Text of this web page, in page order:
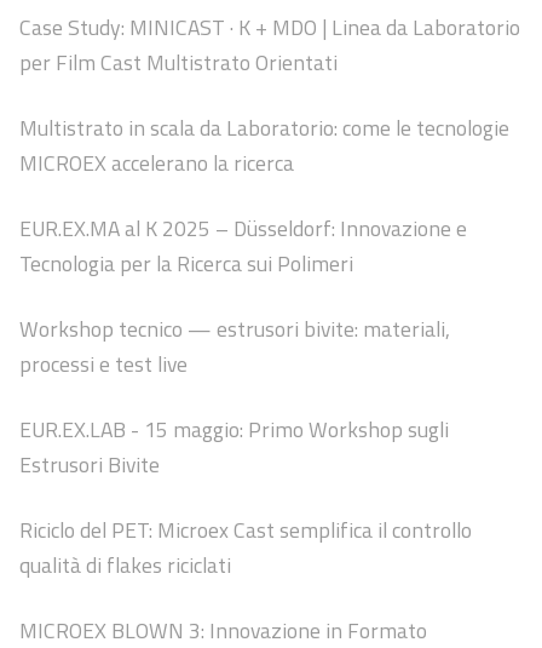
Case Study: MINICAST · K + MDO | Linea da Laboratorio
per Film Cast Multistrato Orientati
Multistrato in scala da Laboratorio: come le tecnologie
MICROEX accelerano la ricerca
EUR.EX.MA al K 2025 – Düsseldorf: Innovazione e
Tecnologia per la Ricerca sui Polimeri
Workshop tecnico — estrusori bivite: materiali,
processi e test live
EUR.EX.LAB - 15 maggio: Primo Workshop sugli
Estrusori Bivite
Riciclo del PET: Microex Cast semplifica il controllo
qualità di flakes riciclati
MICROEX BLOWN 3: Innovazione in Formato